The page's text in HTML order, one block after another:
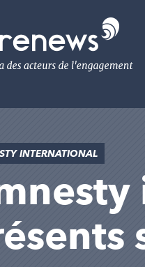
INTERNATIONAL